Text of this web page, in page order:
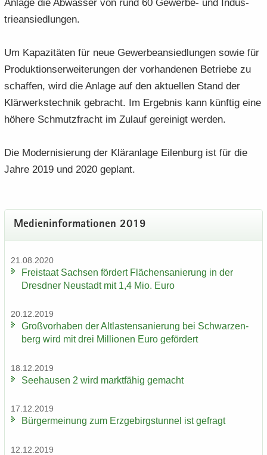
An­la­ge die Ab­wäs­ser von rund 60 Gewerbe-​ und In­dus­
trie­an­sied­lun­gen.
Um Ka­pa­zi­tä­ten für neue Ge­wer­be­an­sied­lun­gen sowie für
Pro­duk­ti­ons­er­wei­te­run­gen der vor­han­de­nen Be­trie­be zu
schaf­fen, wird die An­la­ge auf den ak­tu­el­len Stand der
Klär­werks­tech­nik ge­bracht. Im Er­geb­nis kann künf­tig eine
hö­he­re Schmutz­fracht im Zu­lauf ge­rei­nigt wer­den.
Die Mo­der­ni­sie­rung der Klär­an­la­ge Ei­len­burg ist für die
Jahre 2019 und 2020 ge­plant.
Me­di­en­in­for­ma­tio­nen 2019
21.08.2020
Frei­staat Sach­sen för­dert Flä­chen­sa­nie­rung in der
Dresd­ner Neu­stadt mit 1,4 Mio. Euro
20.12.2019
Groß­vor­ha­ben der Alt­las­ten­sa­nie­rung bei Schwar­zen­
berg wird mit drei Mil­lio­nen Euro ge­för­dert
18.12.2019
See­hau­sen 2 wird markt­fä­hig ge­macht
17.12.2019
Bür­ger­mei­nung zum Erz­ge­birgs­tun­nel ist ge­fragt
12.12.2019